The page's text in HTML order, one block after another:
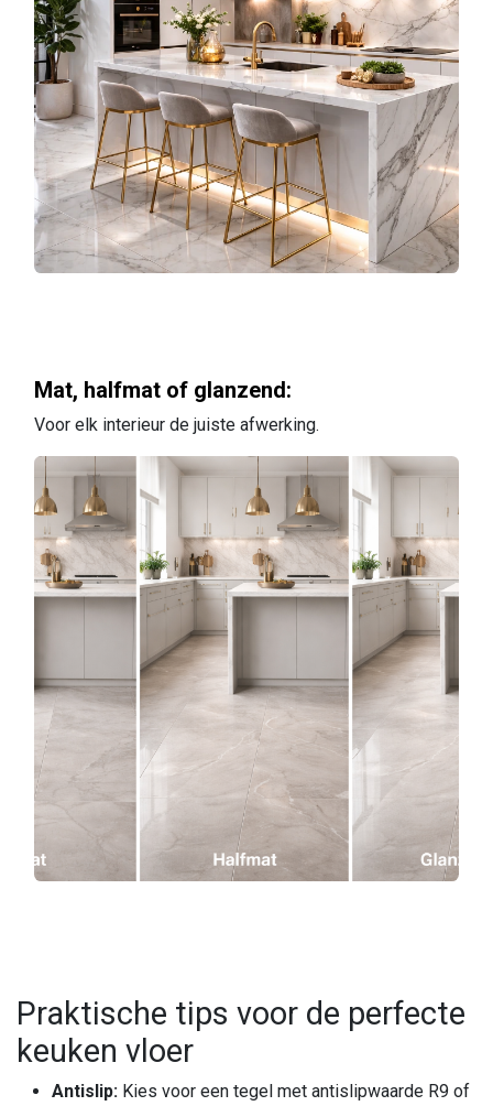
Mat, halfmat of glanzend:
Voor elk interieur de juiste afwerking.
Praktische tips voor de perfecte
keuken vloer
Antislip: Kies voor een tegel met antislipwaarde R9 of